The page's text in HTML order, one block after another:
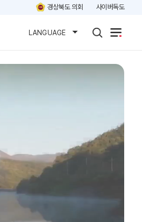
경상북도 의회 사이버독도
LANGUAGE